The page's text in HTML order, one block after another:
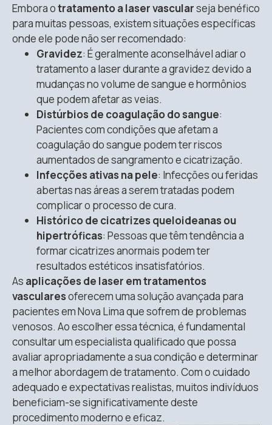
Embora otratamento a laser vascularseja benéfico
para muitas pessoas, existem situações específicas
onde ele pode não ser recomendado:
Gravidez: É geralmente aconselhável adiar o
tratamento a laser durante a gravidez devido a
mudanças no volume de sangue e hormônios
que podem afetar as veias.
Distúrbios de coagulação do sangue:
Pacientes com condições que afetam a
coagulação do sangue podem ter riscos
aumentados de sangramento e cicatrização.
Infecções ativas na pele: Infecções ou feridas
abertas nas áreas a serem tratadas podem
complicar o processo de cura.
Histórico de cicatrizes queloideanas ou
hipertróficas: Pessoas que têm tendência a
formar cicatrizes anormais podem ter
resultados estéticos insatisfatórios.
As aplicações de laser em tratamentos
vascularesoferecem uma solução avançada para
pacientes em Nova Lima que sofrem de problemas
venosos. Ao escolher essa técnica, é fundamental
consultar um especialista qualificado que possa
avaliar apropriadamente a sua condição e determinar
a melhor abordagem de tratamento. Com o cuidado
adequado e expectativas realistas, muitos indivíduos
beneficiam-se significativamente deste
procedimento moderno e eficaz.